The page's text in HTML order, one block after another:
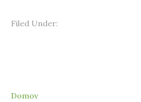
Filed Under:
Domov